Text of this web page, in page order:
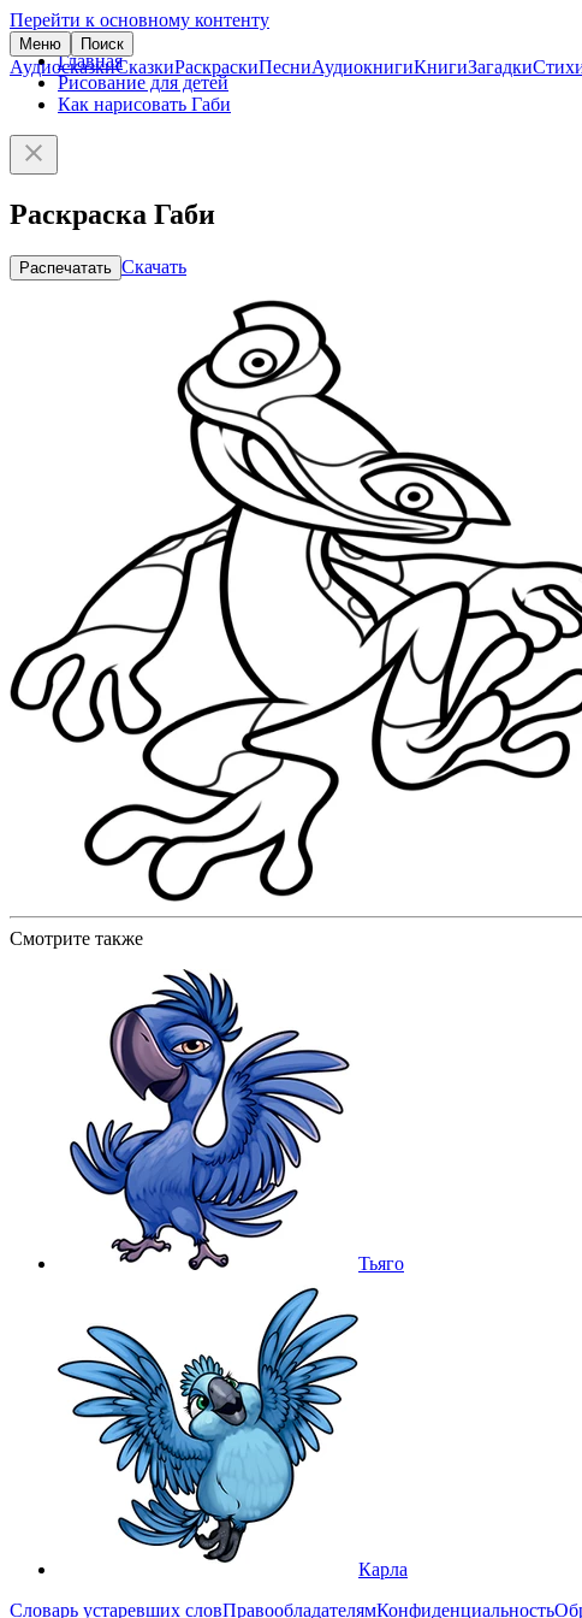
Перейти к основному контенту
Меню Поиск
АудиосказкиСказкиРаскраскиПесниАудиокнигиКнигиЗагадки
Главная
Рисование для детей
Как нарисовать Габи
Раскраска Габи
Распечатать Скачать
Смотрите также
Тьяго
Карла
Словарь устаревших словПравообладателямКонфиденциальность